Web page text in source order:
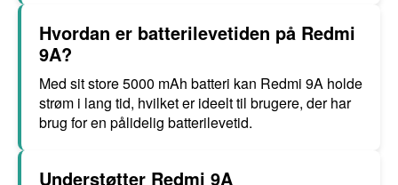
Hvordan er batterilevetiden på Redmi
9A?
Med sit store 5000 mAh batteri kan Redmi 9A holde
strøm i lang tid, hvilket er ideelt til brugere, der har
brug for en pålidelig batterilevetid.
Understøtter Redmi 9A